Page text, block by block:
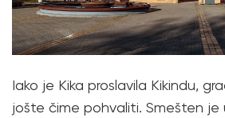
Iako je Kika proslavila Kikindu,
jošte čime pohvaliti. Smešten je